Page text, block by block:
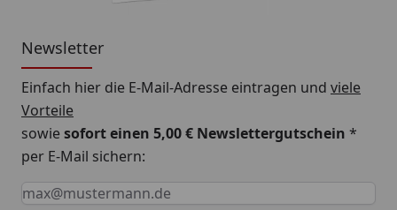
Newsletter
Einfach hier die E-Mail-Adresse eintragen und viele
Vorteile
sowiesofort einen 5,00 € Newslettergutschein *
per E-Mail sichern:
Keine Eingabe erforderlich
Eingabe erforderlich
E-Mail *